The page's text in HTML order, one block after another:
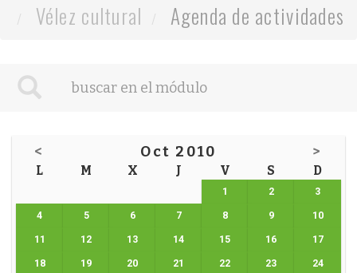
Vélez cultural
Agenda de actividades
< Oct 2010 >
L M X J V S D
1 2 3
4 5 6 7 8 9 10
11 12 13 14 15 16 17
18 19 20 21 22 23 24